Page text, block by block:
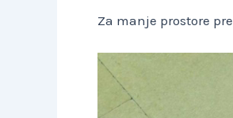
Za manje prostore